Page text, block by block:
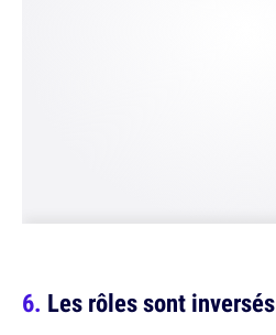
Les rôles sont inversés